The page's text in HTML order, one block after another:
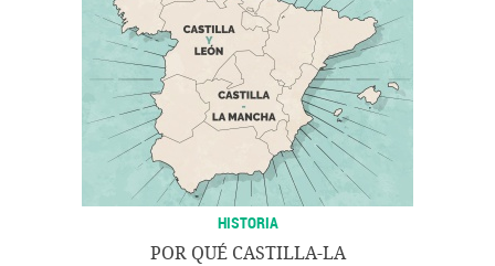
HISTORIA
POR QUÉ CASTILLA-LA